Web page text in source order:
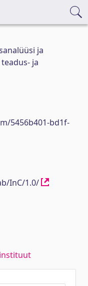
ja
ja
5456b401-bd1f-
InC/1.0/